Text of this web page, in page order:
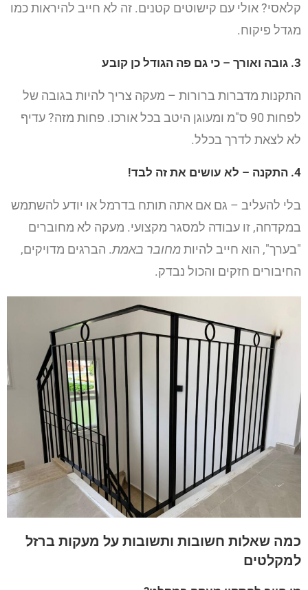
קלאסי? אולי עם קישוטים קטנים. זה לא חייב להיראות כמו
מגדל פיקוח.
3. גובה ואורך – כי גם פה הגודל כן קובע
התקנות מדברות ברורות – מעקה צריך להיות בגובה של
לפחות 90 ס"מ ומעוגן היטב בכל אורכו. פחות מזה? עדיף
לא לצאת לדרך בכלל.
4. התקנה – לא עושים את זה לבד!
בלי להעליב – גם אם אתה תותח בדרמל או יודע להשתמש
במקדחה, זו עבודה למסגר מקצועי. מעקה לא מחוברים
"בערך", הוא חייב להיותמחובר באמת. הברגים מדויקים,
החיבורים חזקים והכול נבדק.
כמה שאלות חשובות ותשובות על מעקות ברזל
למקלטים